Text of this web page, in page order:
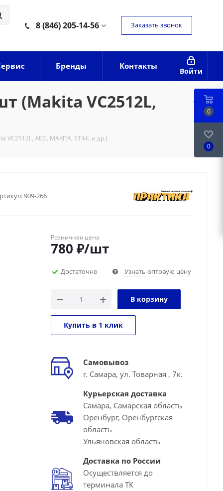
8 (846) 205-14-56 Заказать звонок
Войти
Бренды Контакты
(Makita VC2512L,
AEG, MAKITA, STIHL и др.)
909-266
Розничная цена
780 ₽/шт
Достаточно Узнать оптовую цену
В корзину
Купить в 1 клик
Самовывоз
г. Самара, ул. Товарная , 7к.
Курьерская доставка
Самара, Самарская область
Оренбург, Оренбургская
область
Ульяновская область
Доставка по России
Осуществляется до
терминала ТК
0
0